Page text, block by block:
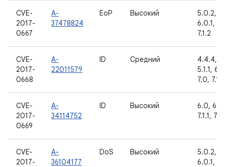
CVE-
2017-
0667
A-
37478824
EoP Высокий
5.0.2,
6.0.1,
7.1.2
CVE-
2017-
0668
A-
22011579
ID Средний
4.4.4,
5.1.1,
7.0,
CVE-
2017-
0669
A-
34114752
ID Высокий
6.0,
7.1.1,
CVE-
2017-
A-
36104177
DoS Высокий
5.0.2,
6.0.1,